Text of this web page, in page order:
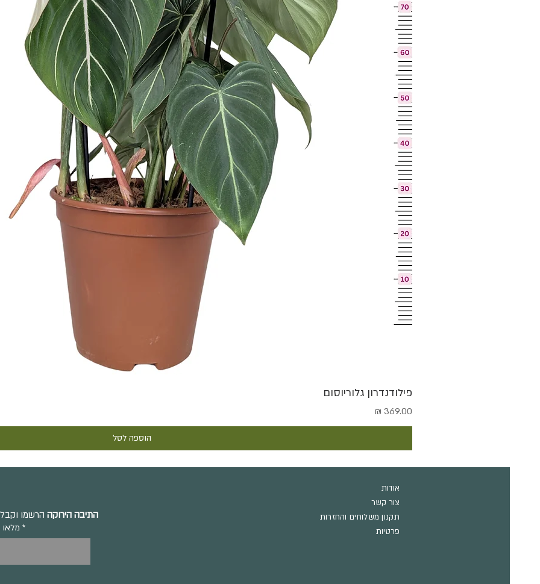
פילודנדרון גלוריוסום
מחיר
הוספה לסל
התיבה הירוקה הרשמו
אודות
צור קשר
תקנון משלוחים והחזרות
פרטיות